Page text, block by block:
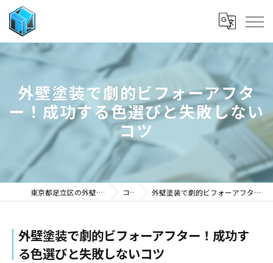
外壁塗装で劇的ビフォーアフタ
ー！成功する色選びと失敗しない
コツ
東京都足立区の外壁塗装なら株式会社武田工業 コラム 外壁塗装で劇的ビフォーアフター！成功する色選びと失敗しないコツ
外壁塗装で劇的ビフォーアフター！成功す
る色選びと失敗しないコツ